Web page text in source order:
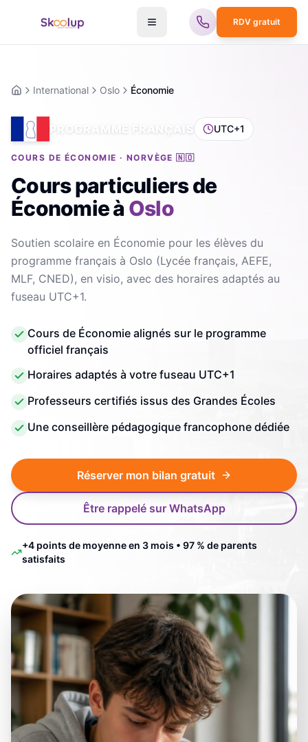
RDV gratuit
AccueilInternational Oslo Économie
PROGRAMME FRANÇAIS UTC+1
COURS DE ÉCONOMIE · NORVÈGE 🇳🇴
Cours particuliers de
Économieà Oslo
Soutien scolaire en Économie pour les élèves du
programme français à Oslo (Lycée français, AEFE,
MLF, CNED), en visio, avec des horaires adaptés au
fuseau UTC+1.
Cours de Économie alignés sur le programme
officiel français
Horaires adaptés à votre fuseau UTC+1
Professeurs certifiés issus des Grandes Écoles
Une conseillère pédagogique francophone dédiée
Réserver mon bilan gratuit
Être rappelé sur WhatsApp
+4 points de moyenne en 3 mois • 97 % de parents
satisfaits